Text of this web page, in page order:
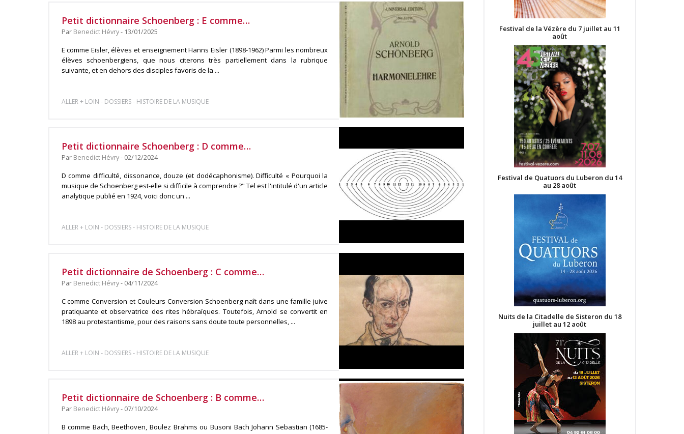
Petit dictionnaire Schoenberg : E comme…
Par Benedict Hévry- 13/01/2025
E comme Eisler, élèves et enseignement Hanns Eisler (1898-1962) Parmi les nombreux
élèves schoenbergiens, que nous citerons très partiellement dans la rubrique
suivante, et en dehors des disciples favoris de la ...
ALLER + LOIN - DOSSIERS- HISTOIRE DE LA MUSIQUE
Petit dictionnaire Schoenberg : D comme…
Par Benedict Hévry- 02/12/2024
D comme difficulté, dissonance, douze (et dodécaphonisme). Difficulté « Pourquoi la
musique de Schoenberg est-elle si difficile à comprendre ?" Tel est l'intitulé d'un article
analytique publié en 1924, voici donc un ...
ALLER + LOIN - DOSSIERS- HISTOIRE DE LA MUSIQUE
Petit dictionnaire de Schoenberg : C comme…
Par Benedict Hévry- 04/11/2024
C comme Conversion et Couleurs Conversion Schoenberg naît dans une famille juive
pratiquante et observatrice des rites hébraïques. Toutefois, Arnold se convertit en
1898 au protestantisme, pour des raisons sans doute toute personnelles, ...
ALLER + LOIN - DOSSIERS- HISTOIRE DE LA MUSIQUE
Petit dictionnaire de Schoenberg : B comme…
Par Benedict Hévry- 07/10/2024
B comme Bach, Beethoven, Boulez Brahms ou Busoni Bach Johann Sebastian (1685-
Festival de la Vézère du 7 juillet au 11
août
Festival de Quatuors du Luberon du 14
au 28 août
Nuits de la Citadelle de Sisteron du 18
juillet au 12 août